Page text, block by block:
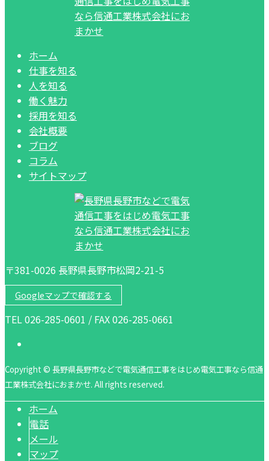
ホーム
仕事を知る
人を知る
働く魅力
採用を知る
会社概要
ブログ
コラム
サイトマップ
〒381-0026 長野県長野市松岡2-21-5
Googleマップで確認する
TEL 026-285-0601 / FAX 026-285-0661
Copyright © 長野県長野市などで電気通信工事をはじめ電気工事なら信通
工業株式会社におまかせ. All rights reserved.
ホーム
電話
メール
マップ